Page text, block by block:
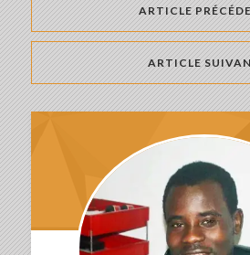
ARTICLE
ARTICLE